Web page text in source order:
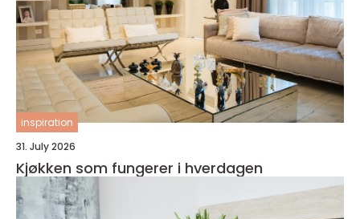
inspiration
31. July 2026
Kjøkken som fungerer i hverdagen